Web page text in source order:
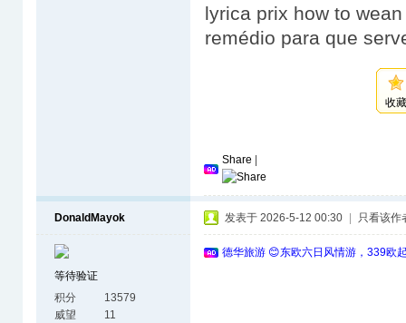
lyrica prix how to
remédio para que
收
Share
DonaldMayok
等待验证
积分
13579
威望
11
发表于 2026-5-12 00:30 只看该作
德华旅游 😊东欧六日风情游，339欧